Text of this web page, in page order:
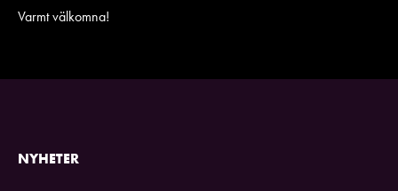
Varmt välkomna!
NYHETER